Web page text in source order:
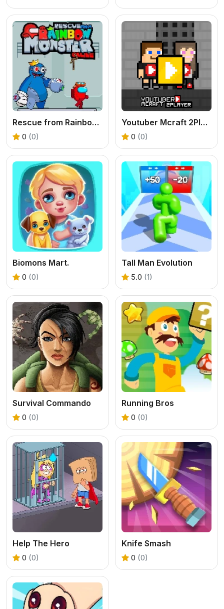
Rescue from Rainbow Monster Online
0 (0)
Youtuber Mcraft 2Player
0 (0)
Biomons Mart.
0 (0)
Tall Man Evolution
5.0 (1)
Survival Commando
0 (0)
Running Bros
0 (0)
Help The Hero
0 (0)
Knife Smash
0 (0)